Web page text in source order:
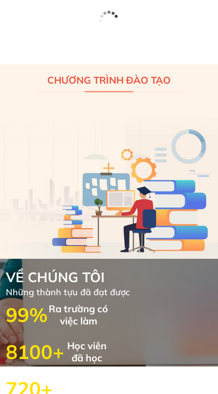
CHƯƠNG TRÌNH ĐÀO TẠO
VỀ CHÚNG TÔI
Những thành tựu đã đạt được
99%Ra trường có
việc làm
8100+ Học viên
đã học
720+